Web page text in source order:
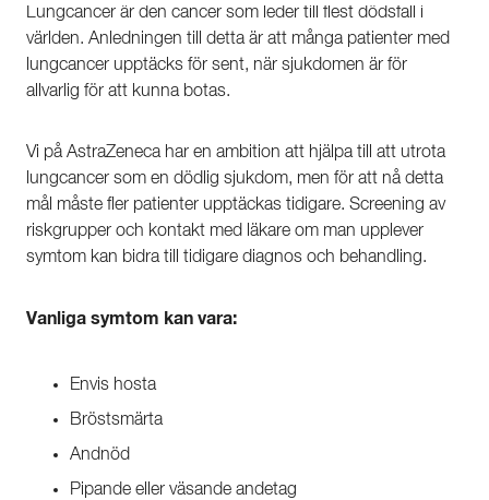
Lungcancer är den cancer som leder till flest dödsfall i
världen. Anledningen till detta är att många patienter med
lungcancer upptäcks för sent, när sjukdomen är för
allvarlig för att kunna botas.
Vi på AstraZeneca har en ambition att hjälpa till att utrota
lungcancer som en dödlig sjukdom, men för att nå detta
mål måste fler patienter upptäckas tidigare. Screening av
riskgrupper och kontakt med läkare om man upplever
symtom kan bidra till tidigare diagnos och behandling.
Vanliga symtom kan vara:
Envis hosta
Bröstsmärta
Andnöd
Pipande eller väsande andetag